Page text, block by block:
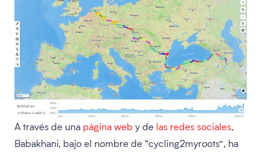
A través de una página web y de las redes sociales,
Babakhani, bajo el nombre de “cycling2myroots”, ha